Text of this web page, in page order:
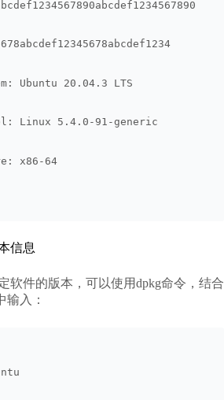
Ubuntu 20.04.3 LTS
Linux 5.4.0-91-generic
x86-64
信息
软件的版本，可以使用dpkg命令，结合
输入：